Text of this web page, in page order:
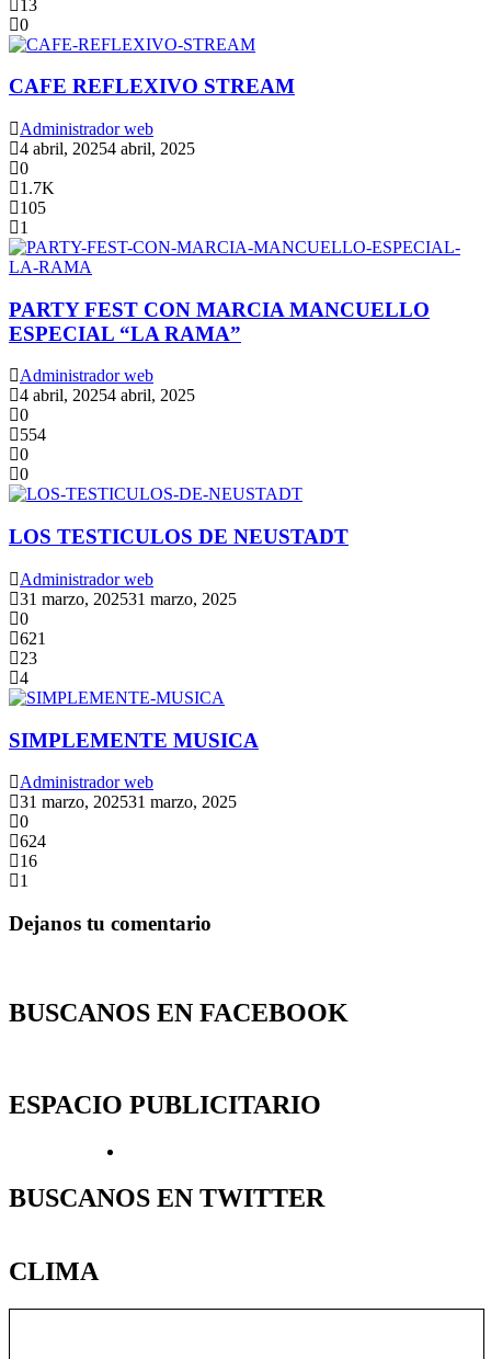
13
0
CAFE REFLEXIVO STREAM
Administrador web
4 abril, 20254 abril, 2025
0
1.7K
105
1
PARTY FEST CON MARCIA MANCUELLO
ESPECIAL “LA RAMA”
Administrador web
4 abril, 20254 abril, 2025
0
554
0
0
LOS TESTICULOS DE NEUSTADT
Administrador web
31 marzo, 202531 marzo, 2025
0
621
23
4
SIMPLEMENTE MUSICA
Administrador web
31 marzo, 202531 marzo, 2025
0
624
16
1
Dejanos tu comentario
BUSCANOS EN FACEBOOK
ESPACIO PUBLICITARIO
BUSCANOS EN TWITTER
CLIMA